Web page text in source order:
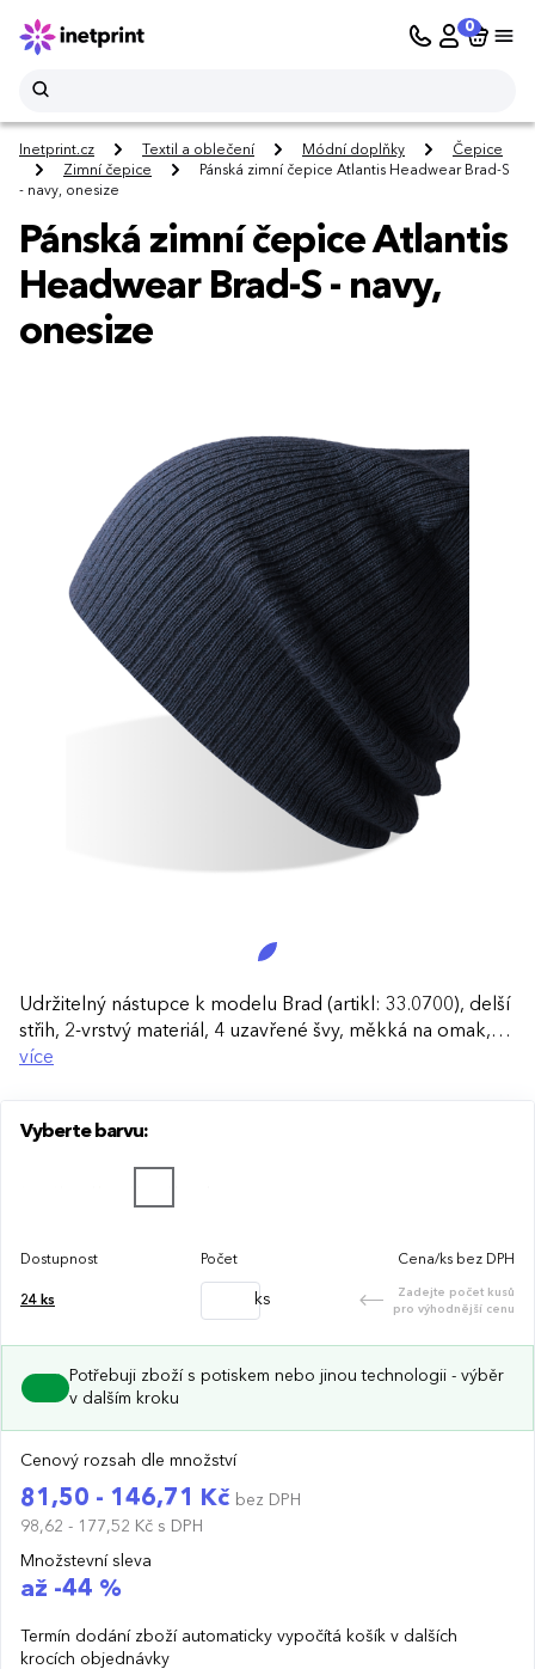
0
Inetprint.cz Textil a oblečení Módní doplňky
Čepice
Zimní čepice
Pánská zimní čepice Atlantis Headwear Brad-S
- navy, onesize
Pánská zimní čepice Atlantis
Headwear Brad-S - navy,
onesize
Udržitelný nástupce k modelu Brad (artikl: 33.0700), delší
střih, 2-vrstvý materiál, 4 uzavřené švy, měkká na omak,
štítek TearAway
více
Vyberte barvu:
Dostupnost Počet Cena/ks bez DPH
24 ks ks
Zadejte počet kusů
pro výhodnější cenu
Potřebuji zboží s potiskem nebo jinou technologii - výběr
v dalším kroku
Cenový rozsah dle množství
81,50 - 146,71 Kč bez DPH
98,62 - 177,52 Kč s DPH
Množstevní sleva
až -44 %
Termín dodání zboží automaticky vypočítá košík v dalších
krocích objednávky